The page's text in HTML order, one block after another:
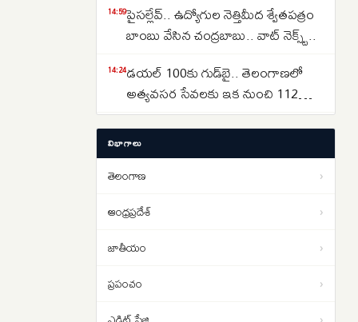
14:59పైసల్లేవ్.. ఉద్యోగుల నెత్తిమీద శ్వేతపత్రం
బాంబు వేసిన చంద్రబాబు.. వాట్ నెక్స్ట్..
14:24డయల్ 100కు గుడ్‌బై.. తెలంగాణలో
అత్యవసర సేవలకు ఇక నుంచి 112
మాత్రమే
14:0120 నిమిషాల్లో ఏడు పేలుళ్లు.. దుబాయ్
జెబెల్ అలీలో వరుస పేలుళ్లు.. యెమెన్
క్షిపణి దాడి అనుమానాలు!
Hyderabad Horror: ఐడీ ప్రూఫ్ అడిగిన
హోటల్ సిబ్బందిపై కర్రలతో దాడి..
విభాగాలు
తెలంగాణ ›
ఆంధ్రప్రదేశ్ ›
జాతీయం ›
ప్రపంచం ›